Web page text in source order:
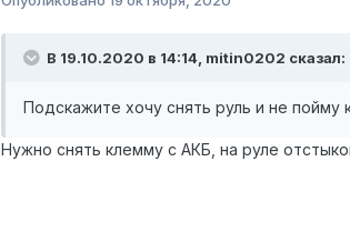
В 19.10.2020 в 14:14, mitin0202 сказал:
Подскажите хочу снять руль и не пойму
Нужно снять клемму с АКБ, на руле